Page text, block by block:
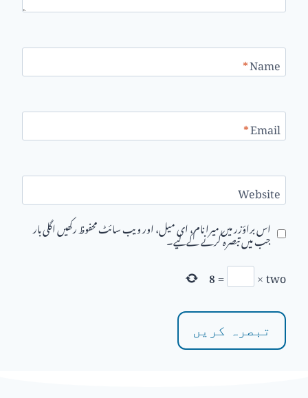
Name
*
Email
*
Website
اس براؤزر میں میرا نام، ای میل، اور ویب سائٹ محفوظ رکھیں اگلی بار
جب میں تبصرہ کرنے کےلیے۔
two
×
=
8